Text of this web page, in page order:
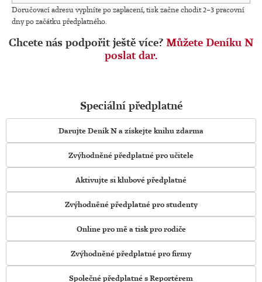
Doručovací adresu vyplníte po zaplacení, tisk začne chodit 2–3 pracovní
dny po začátku předplatného.
Chcete nás podpořit ještě více? Můžete Deníku N
poslat dar.
Speciální předplatné
Darujte Deník N a získejte knihu zdarma
Zvýhodněné předplatné pro učitele
Aktivujte si klubové předplatné
Zvýhodněné předplatné pro studenty
Online pro mě a tisk pro rodiče
Zvýhodněné předplatné pro firmy
Společné předplatné s Reportérem